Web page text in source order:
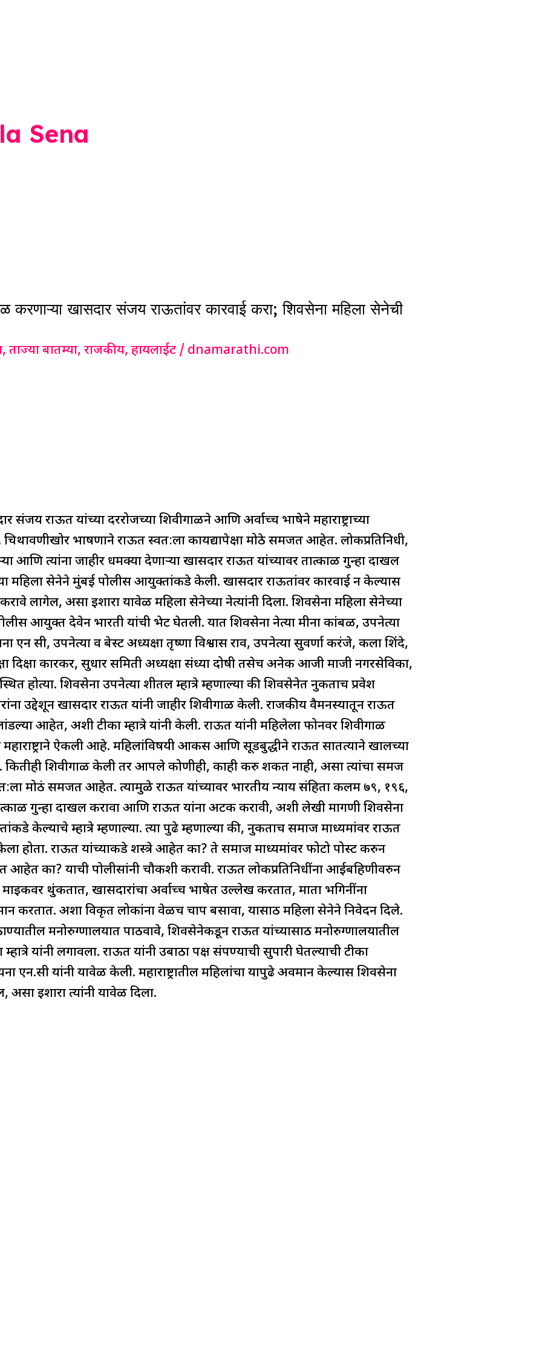
Sena
खासदार संजय राऊतांवर कारवाई करा; शिवसेना महिला सेनेची
,ताज्या बातम्या,राजकीय,हायलाईट / dnamarathi.com
राऊत यांच्या दररोजच्या शिवीगाळीने आणि अर्वाच्च भाषेने महाराष्ट्राच्या
भाषणाने राऊत स्वत:ला कायद्यापेक्षा मोठे समजत आहेत. लोकप्रतिनिधी,
आणि त्यांना जाहीर धमक्या देणाऱ्या खासदार राऊत यांच्यावर तात्काळ गुन्हा दाखल
महिला सेनेने मुंबई पोलीस आयुक्तांकडे केली. खासदार राऊतांवर कारवाई न केल्यास
लागेल, असा इशारा यावेळी महिला सेनेच्या नेत्यांनी दिला. शिवसेना महिला सेनेच्या
आयुक्त देवेन भारती यांची भेट घेतली. यात शिवसेना नेत्या मीना कांबळी, उपनेत्या
एन सी, उपनेत्या व बेस्ट अध्यक्षा तृष्णा विश्वास राव, उपनेत्या सुवर्णा करंजे, कला शिंदे,
दिक्षा कारकर, सुधार समिती अध्यक्षा संध्या दोषी तसेच अनेक आजी माजी नगरसेविका,
होत्या. शिवसेना उपनेत्या शीतल म्हात्रे म्हणाल्या की शिवसेनेत नुकताच प्रवेश
उद्देशून खासदार राऊत यांनी जाहीर शिवीगाळ केली. राजकीय वैमनस्यातून राऊत
आहेत, अशी टीका म्हात्रे यांनी केली. राऊत यांनी महिलेला फोनवर शिवीगाळ
ऐकली आहे. महिलांविषयी आकस आणि सूडबुद्धीने राऊत सातत्याने खालच्या
कितीही शिवीगाळ केली तर आपले कोणीही, काही करु शकत नाही, असा त्यांचा समज
मोठं समजत आहेत. त्यामुळे राऊत यांच्यावर भारतीय न्याय संहिता कलम ७९, १९६,
गुन्हा दाखल करावा आणि राऊत यांना अटक करावी, अशी लेखी मागणी शिवसेना
केल्याचे म्हात्रे म्हणाल्या. त्या पुढे म्हणाल्या की, नुकताच समाज माध्यमांवर राऊत
होता. राऊत यांच्याकडे शस्त्रे आहेत का? ते समाज माध्यमांवर फोटो पोस्ट करुन
आहेत का? याची पोलीसांनी चौकशी करावी. राऊत लोकप्रतिनिधींना आईबहिणीवरुन
माइकवर थुंकतात, खासदारांचा अर्वाच्च भाषेत उल्लेख करतात, माता भगिनींना
करतात. अशा विकृत लोकांना वेळीच चाप बसावा, यासाठी महिला सेनेने निवेदन दिले.
मनोरुग्णालयात पाठवावे, शिवसेनेकडून राऊत यांच्यासाठी मनोरुग्णालयातील
यांनी लगावला. राऊत यांनी उबाठा पक्ष संपण्याची सुपारी घेतल्याची टीका
एन.सी यांनी यावेळी केली. महाराष्ट्रातील महिलांचा यापुढे अवमान केल्यास शिवसेना
इशारा त्यांनी यावेळी दिला.